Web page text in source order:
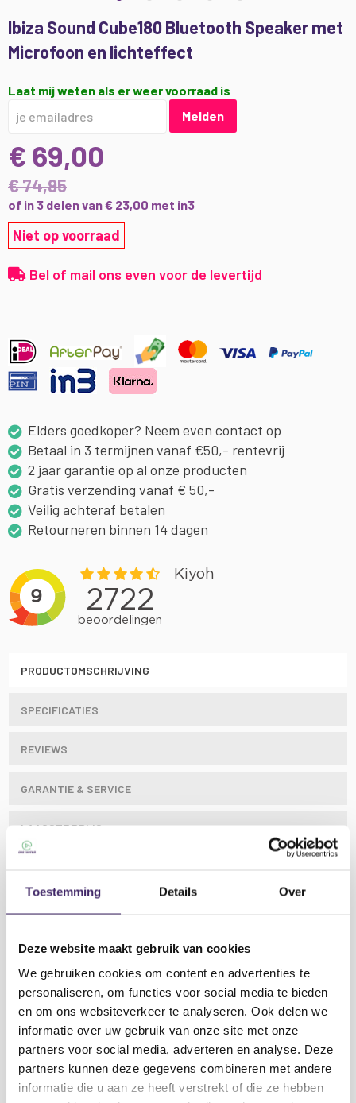
Toestemming Details Over
Deze website maakt gebruik van cookies
We gebruiken cookies om content en advertenties te
personaliseren, om functies voor social media te bieden
en om ons websiteverkeer te analyseren. Ook delen we
informatie over uw gebruik van onze site met onze
partners voor social media, adverteren en analyse. Deze
partners kunnen deze gegevens combineren met andere
informatie die u aan ze heeft verstrekt of die ze hebben
Ibiza Sound Cube180 Bluetooth Speaker met
Microfoon en lichteffect
Laat mij weten als er weer voorraad is
Melden
€ 69,00
€ 74,95
of in 3 delen van € 23,00 met in3
Niet op voorraad
Bel of mail ons even voor de levertijd
Elders goedkoper? Neem even contact op
Betaal in 3 termijnen vanaf €50,- rentevrij
2 jaar garantie op al onze producten
Gratis verzending vanaf € 50,-
Veilig achteraf betalen
Retourneren binnen 14 dagen
naar
het
van
afbeeldingen-
PRODUCTOMSCHRIJVING
SPECIFICATIES
REVIEWS
GARANTIE & SERVICE
LAAGSTE PRIJS
ingangsbronnen voor alle situaties en
omgevingen.
Hij werkt op accu, is licht en compact en gemakkelijk
te vervoeren via het handvat. Voor meer vermogen en
draadloos stereogeluid kun je 2 CUBE180-units
koppelen via Bluetooth. De opvallende lichteffecten
maken het tot het hoogtepunt van je feestjes.
Lees meer